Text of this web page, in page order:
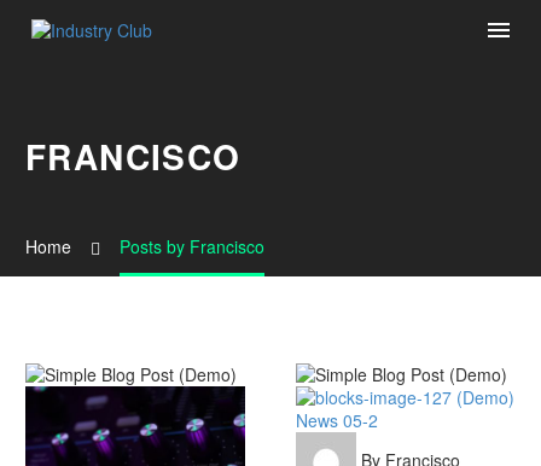
FRANCISCO
Home Posts by Francisco
Simple
News 05-2
By Francisco